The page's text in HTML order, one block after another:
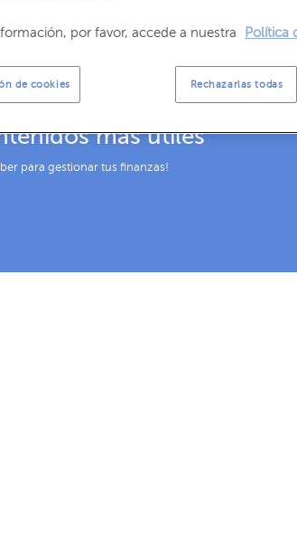
sobre la evolución mensual de los
más útiles
para gestionar tus finanzas!
por favor, accede a nuestra Política
de cookies Rechazarlas todas